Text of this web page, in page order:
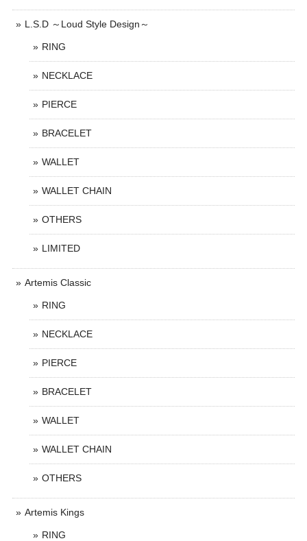
L.S.D ～Loud Style Design～
RING
NECKLACE
PIERCE
BRACELET
WALLET
WALLET CHAIN
OTHERS
LIMITED
Artemis Classic
RING
NECKLACE
PIERCE
BRACELET
WALLET
WALLET CHAIN
OTHERS
Artemis Kings
RING